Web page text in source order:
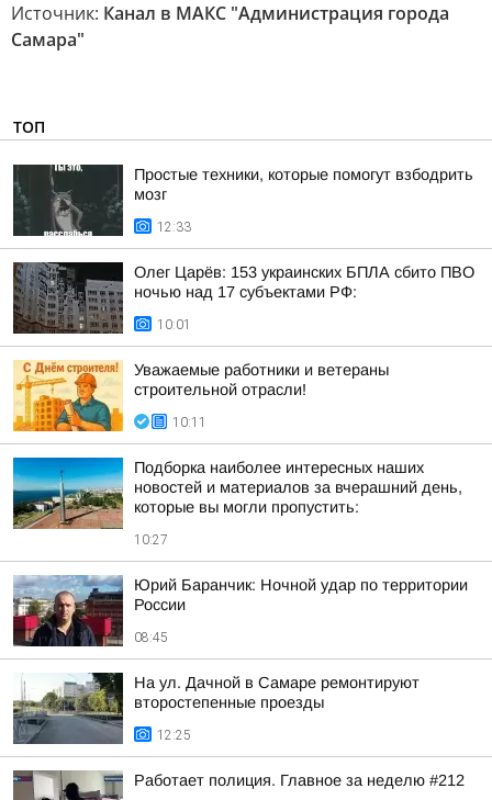
Источник: Канал в МАКС "Администрация города
Самара"
ТОП
Простые техники, которые помогут взбодрить
мозг
12:33
Олег Царёв: 153 украинских БПЛА сбито ПВО
ночью над 17 субъектами РФ:
10:01
Уважаемые работники и ветераны
строительной отрасли!
10:11
Подборка наиболее интересных наших
новостей и материалов за вчерашний день,
которые вы могли пропустить:
10:27
Юрий Баранчик: Ночной удар по территории
России
08:45
На ул. Дачной в Самаре ремонтируют
второстепенные проезды
12:25
Работает полиция. Главное за неделю #212